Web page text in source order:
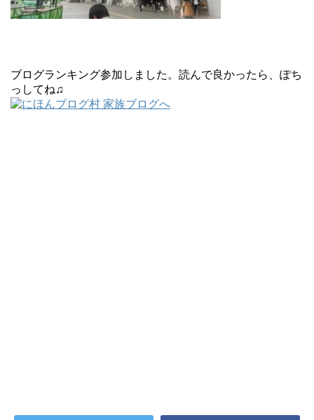
ブログランキング参加しました。読んで良かったら、ぽち
っしてね♫